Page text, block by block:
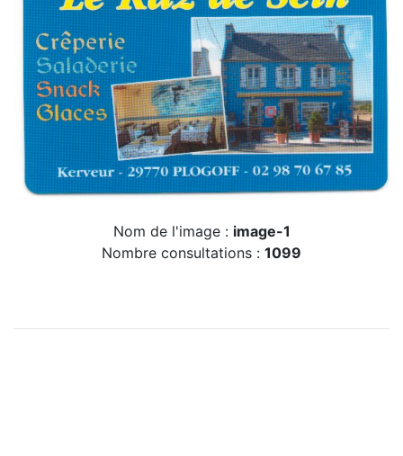
Nom de l'image : image-1
Nombre consultations : 1099